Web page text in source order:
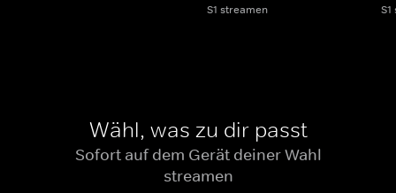
S1 streamen
Wähl, was zu dir passt
Sofort auf dem Gerät deiner Wahl
streamen